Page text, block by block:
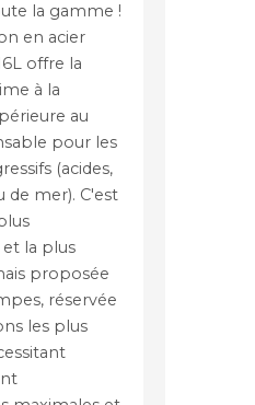
la gamme !
en acier
offre la
à la
au
pour les
(acides,
de mer). C'est
la plus
proposée
réservée
les plus